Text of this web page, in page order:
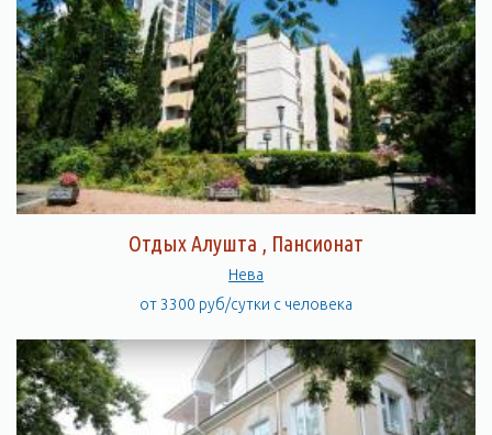
Отдых Алушта , Пансионат
Нева
от 3300 руб/сутки с человека